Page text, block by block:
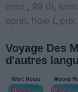
zero , 99 di,
sprin, how t, prix
Voyage Des
d'autres
Wort Reise Woord